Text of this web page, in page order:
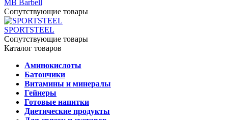
MB Barbell
Сопутствующие товары
SPORTSTEEL
Сопутствующие товары
Каталог товаров
Аминокислоты
Батончики
Витамины и минералы
Гейнеры
Готовые напитки
Диетические продукты